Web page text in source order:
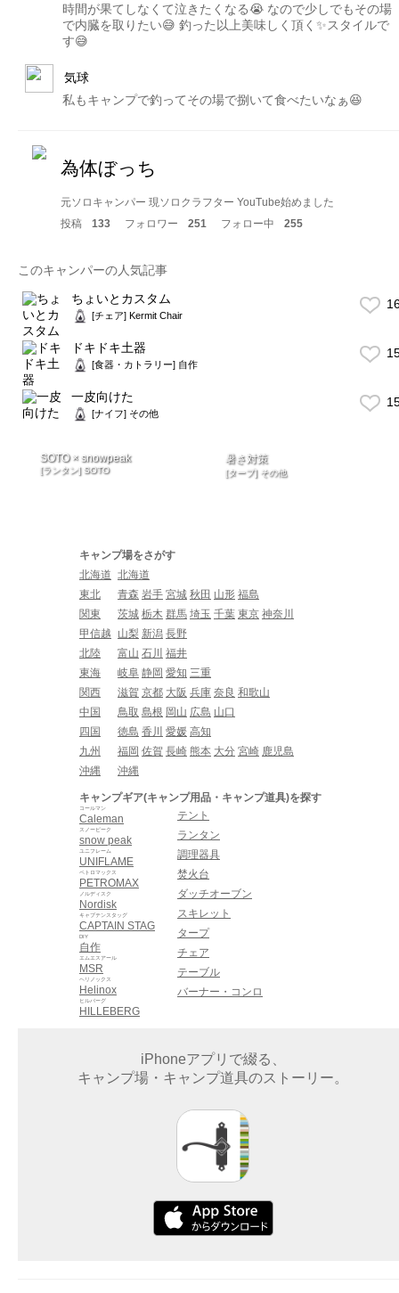
時間が果てしなくて泣きたくなる😭 なので少しでもその場
で内臓を取りたい😅 釣った以上美味しく頂く✨スタイルで
す😅
気球
私もキャンプで釣ってその場で捌いて食べたいなぁ😆
為体ぼっち
元ソロキャンパー 現ソロクラフター YouTube始めました
投稿
133 フォロワー 251 フォロー中 255
このキャンパーの人気記事
ちょいとカスタム
[チェア] Kermit Chair
ドキドキ土器
[食器・カトラリー] 自作
一皮向けた
[ナイフ] その他
SOTO × snowpeak
[ランタン] SOTO
暑さ対策
[タープ] その他
キャンプ場をさがす
北海道 北海道
東北
青森 岩手 宮城 秋田 山形 福島
関東
茨城 栃木 群馬 埼玉 千葉 東京 神奈川
甲信越
山梨 新潟 長野
北陸
富山 石川 福井
東海
岐阜 静岡 愛知 三重
関西
滋賀 京都 大阪 兵庫 奈良 和歌山
中国
鳥取 島根 岡山 広島 山口
四国
徳島 香川 愛媛 高知
九州
福岡 佐賀 長崎 熊本 大分 宮崎 鹿児島
沖縄
沖縄
キャンプギア(キャンプ用品・キャンプ道具)を探す
Caleman
コールマン
snow peak
スノーピーク
UNIFLAME
ユニフレーム
PETROMAX
ペトロマックス
Nordisk
ノルディスク
CAPTAIN STAG
キャプテンスタッグ
自作
DIY
MSR
エムエスアール
Helinox
ヘリノックス
HILLEBERG
ヒルバーグ
テント
ランタン
調理器具
焚火台
ダッチオーブン
スキレット
タープ
チェア
テーブル
バーナー・コンロ
iPhoneアプリで綴る、
キャンプ場・キャンプ道具のストーリー。